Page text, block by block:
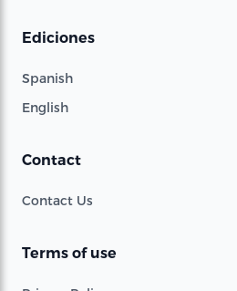
Ediciones
Spanish
English
Contact
Contact Us
Terms of use